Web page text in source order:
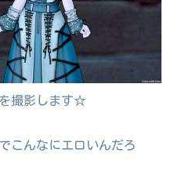
撮影します☆
こんなにエロいんだろ